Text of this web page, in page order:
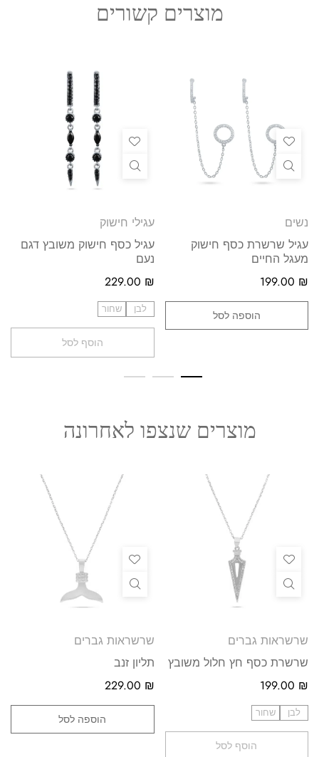
מוצרים קשורים
נשים
עגיל שרשרת כסף חישוק
מעגל החיים
199.00 ₪
הוספה לסל
עגילי חישוק
עגיל כסף חישוק משובץ דגם
נעם
229.00 ₪
לבן שחור
הוסף לסל
מוצרים שנצפו לאחרונה
שרשראות גברים
שרשרת כסף חץ חלול משובץ
199.00 ₪
לבן שחור
הוסף לסל
שרשראות גברים
תליון זנב
229.00 ₪
הוספה לסל